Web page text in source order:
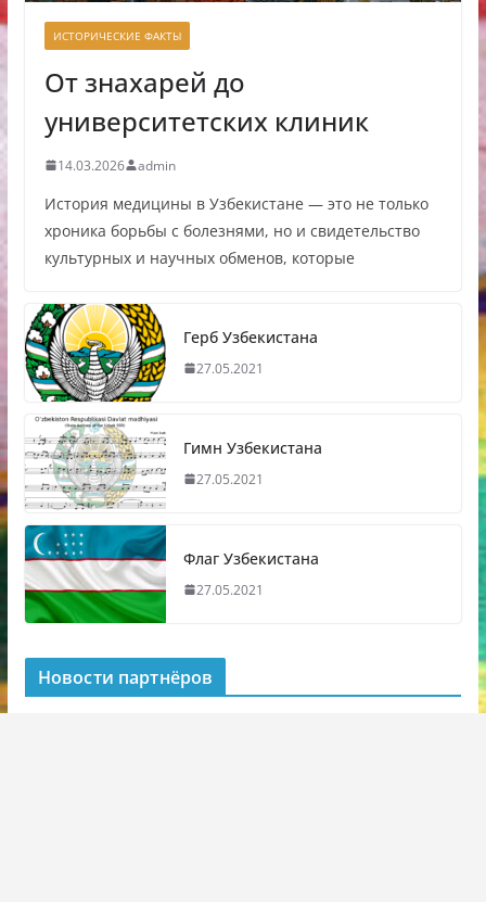
ИСТОРИЧЕСКИЕ ФАКТЫ
От знахарей до
университетских клиник
14.03.2026 admin
История медицины в Узбекистане — это не только
хроника борьбы с болезнями, но и свидетельство
культурных и научных обменов, которые
Герб Узбекистана
27.05.2021
Гимн Узбекистана
27.05.2021
Флаг Узбекистана
27.05.2021
Новости партнёров